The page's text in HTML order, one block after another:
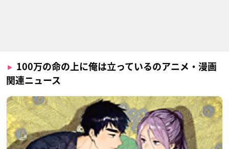
100万の命の上に俺は立っているのアニメ・漫画
関連ニュース